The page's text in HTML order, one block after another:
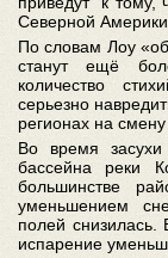
Северной Америки
По словам Лоу
станут ещё
количество
серьезно
регионах на смену
Во время
бассейна реки
большинстве
уменьшением
полей
испарение